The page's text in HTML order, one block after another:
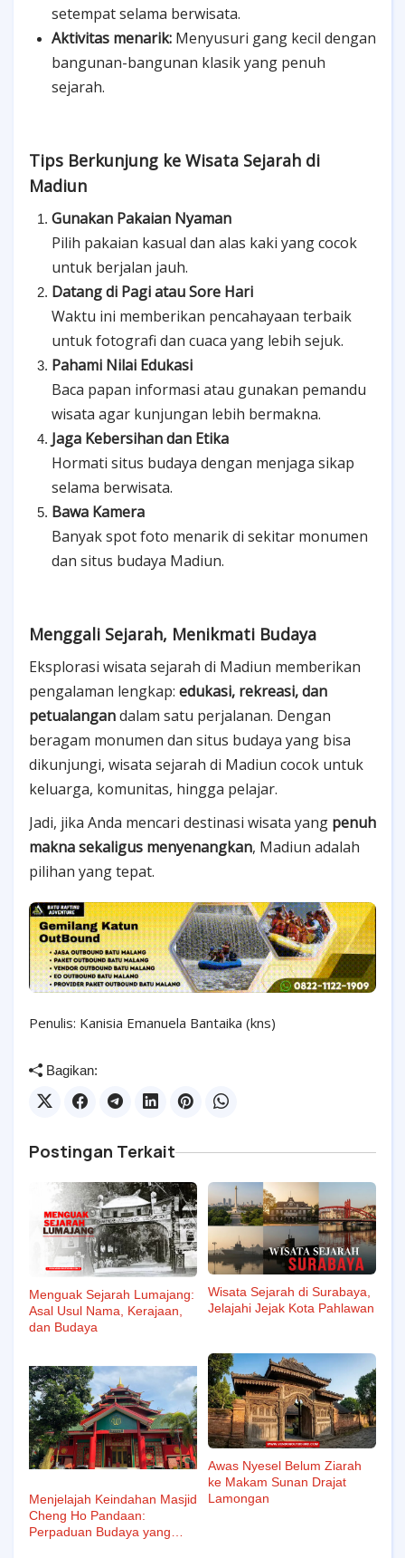
setempat selama berwisata.
Aktivitas menarik: Menyusuri gang kecil dengan
bangunan-bangunan klasik yang penuh
sejarah.
Tips Berkunjung ke Wisata Sejarah di
Madiun
Gunakan Pakaian Nyaman
Pilih pakaian kasual dan alas kaki yang cocok
untuk berjalan jauh.
Datang di Pagi atau Sore Hari
Waktu ini memberikan pencahayaan terbaik
untuk fotografi dan cuaca yang lebih sejuk.
Pahami Nilai Edukasi
Baca papan informasi atau gunakan pemandu
wisata agar kunjungan lebih bermakna.
Jaga Kebersihan dan Etika
Hormati situs budaya dengan menjaga sikap
selama berwisata.
Bawa Kamera
Banyak spot foto menarik di sekitar monumen
dan situs budaya Madiun.
Menggali Sejarah, Menikmati Budaya
Eksplorasi wisata sejarah di Madiun memberikan
pengalaman lengkap: edukasi, rekreasi, dan
petualangandalam satu perjalanan. Dengan
beragam monumen dan situs budaya yang bisa
dikunjungi, wisata sejarah di Madiun cocok untuk
keluarga, komunitas, hingga pelajar.
Jadi, jika Anda mencari destinasi wisata yang penuh
makna sekaligus menyenangkan, Madiun adalah
pilihan yang tepat.
Penulis: Kanisia Emanuela Bantaika (kns)
Bagikan:
Postingan Terkait
Menguak Sejarah Lumajang:
Asal Usul Nama, Kerajaan,
dan Budaya
Wisata Sejarah di Surabaya,
Jelajahi Jejak Kota Pahlawan
Menjelajah Keindahan Masjid
Cheng Ho Pandaan:
Perpaduan Budaya yang
Awas Nyesel Belum Ziarah
ke Makam Sunan Drajat
Lamongan